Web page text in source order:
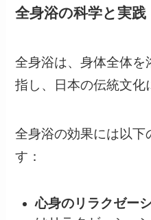
全身浴の科学と実践
全身浴は、身体全体を
指し、日本の伝統文化
全身浴の効果には以下
す：
心身のリラクゼー